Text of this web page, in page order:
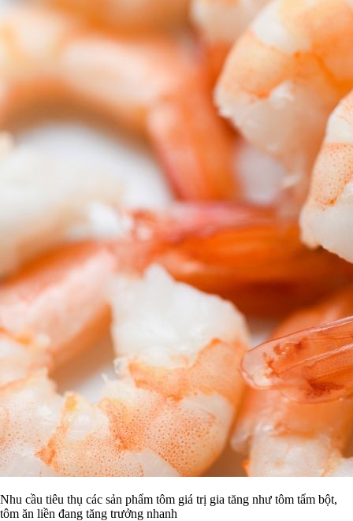
Nhu cầu tiêu thụ các sản phẩm tôm giá trị gia tăng như tôm tẩm bột,
tôm ăn liền đang tăng trưởng nhanh